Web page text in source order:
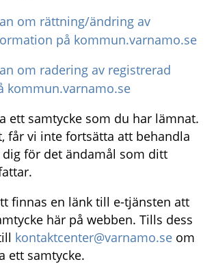
om rättning/ändring av
på kommun.varnamo.se
om radering av registrerad
kommun.varnamo.se
ett samtycke som du har lämnat.
får vi inte fortsätta att behandla
för det ändamål som ditt
finnas en länk till e-tjänsten att
här på webben. Tills dess
kontaktcenter@varnamo.se om
ett samtycke.